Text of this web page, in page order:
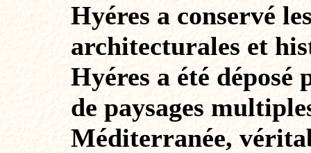
Hyéres a conservé
architecturales et
Hyéres a été déposé
de paysages
Méditerranée,